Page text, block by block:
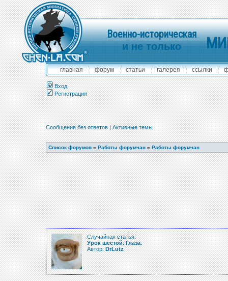
Военно-историческая
и не только
главная форум статьи галерея ссылки
Вход
Регистрация
Сообщения без ответов|Активные темы
Список форумов » Работы форумчан » Работы форумчан
Случайная статья:
Урок шестой. Глаза.
Автор:DrLutz